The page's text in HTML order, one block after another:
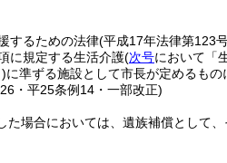
するための法律(平成17年法律第123
に規定する生活介護(次号において「
に準ずる施設として市長が定めるも
・平25条例14・一部改正)
場合においては、遺族補償として